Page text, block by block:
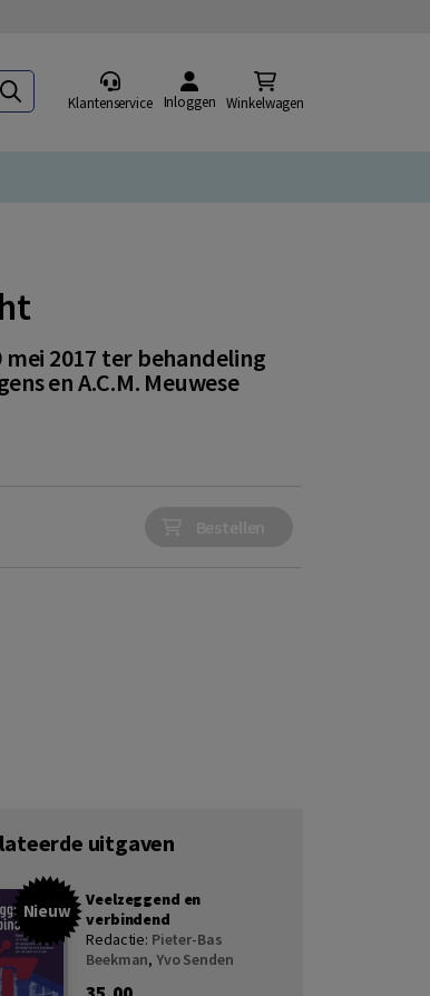
Klantenservice Inloggen Winkelwagen
2017 ter behandeling
en A.C.M. Meuwese
uitgaven
Nieuw
Veelzeggend en
verbindend
Redactie: Pieter-Bas
Beekman, Yvo Senden